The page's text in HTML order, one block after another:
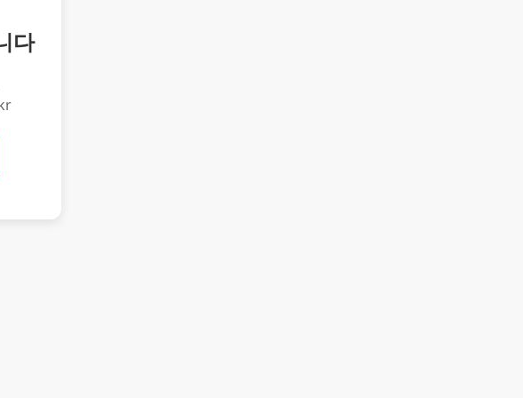
다